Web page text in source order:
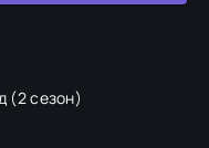
(2 сезон)